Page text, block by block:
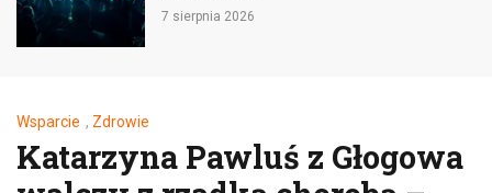
7 sierpnia 2026
Wsparcie , Zdrowie
Katarzyna Pawluś z Głogowa